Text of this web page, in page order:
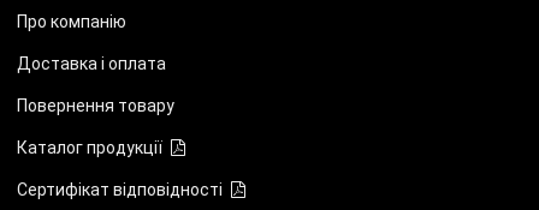
Про компанію
Доставка і оплата
Повернення товару
Каталог продукції
Сертифікат відповідності